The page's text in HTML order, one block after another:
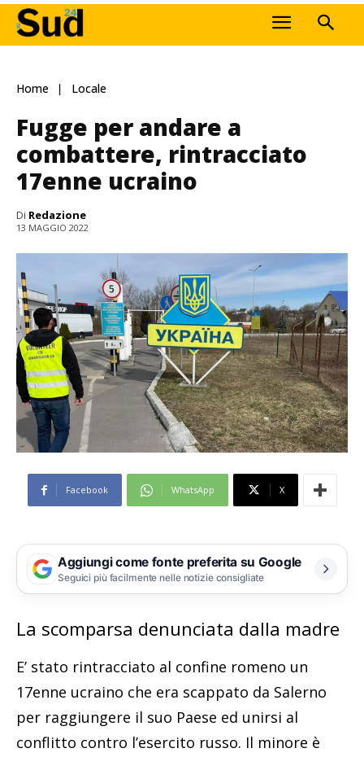
Home Locale
Fugge per andare a
combattere, rintracciato
17enne ucraino
Di Redazione
13 MAGGIO 2022
Facebook WhatsApp X
Aggiungi come fonte preferita su Google
Seguici più facilmente nelle notizie consigliate
La scomparsa denunciata dalla madre
E’ stato rintracciato al confine romeno un
17enne ucraino che era scappato da Salerno
per raggiungere il suo Paese ed unirsi al
conflitto contro l’esercito russo. Il minore è